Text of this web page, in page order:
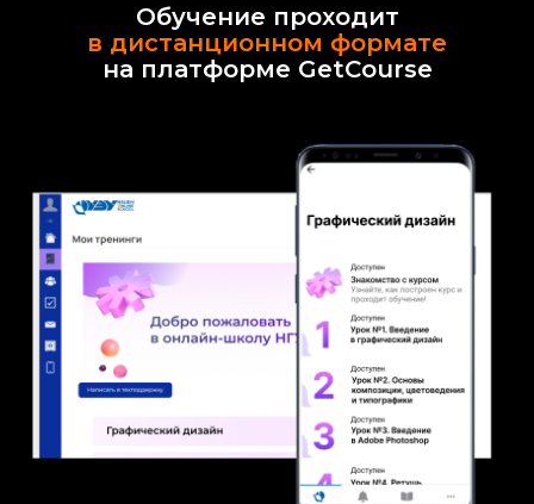
Обучение проходит
в дистанционном формате
на платформе GetCоurse